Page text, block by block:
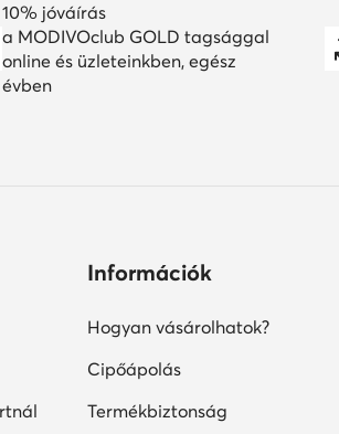
10% jóváírás
a MODIVOclub GOLD tagsággal
online és üzleteinkben, egész
évben
Információk
Hogyan vásárolhatok?
Cipőápolás
Termékbiztonság